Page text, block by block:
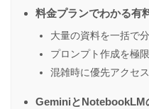
料金プランでわかる有
大量の資料を一括で
プロンプト作成を極
混雑時に優先アクセ
GeminiとNotebookLM